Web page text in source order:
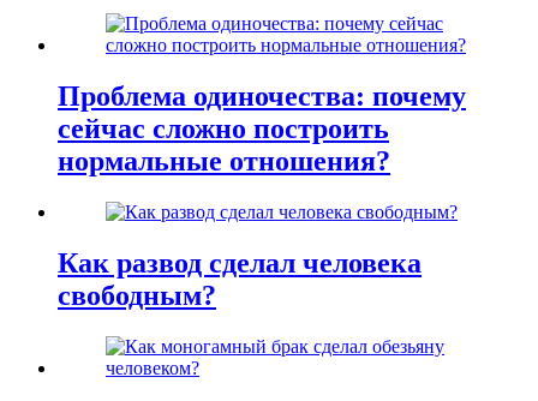
Проблема одиночества: почему
сейчас сложно построить
нормальные отношения?
Как развод сделал человека
свободным?